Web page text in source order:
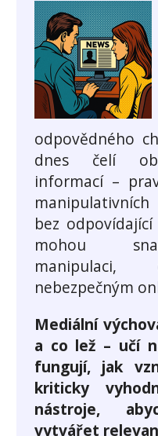
odpovědného
dnes čelí
informací –
bez
mohou
manipulaci,
nebezpečným
Mediální
a co lež – učí
fungují, jak
kriticky
nástroje,
vytvářet